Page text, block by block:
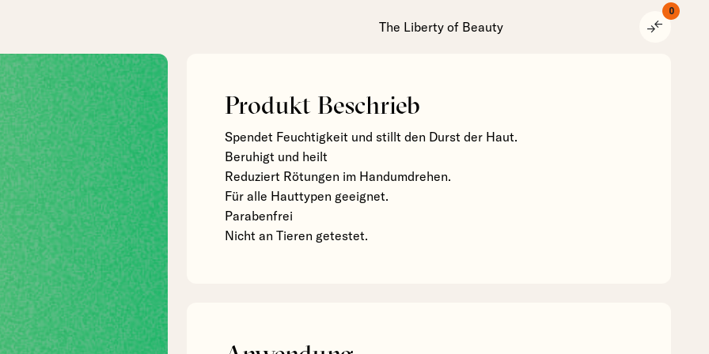
The Liberty of Beauty compare_arrows
0
Produkt Beschrieb
Spendet Feuchtigkeit und stillt den Durst der Haut.
Beruhigt und heilt
Reduziert Rötungen im Handumdrehen.
Für alle Hauttypen geeignet.
Parabenfrei
Nicht an Tieren getestet.